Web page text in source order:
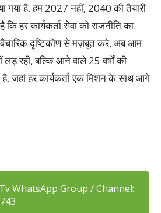
गया है. हम 2027 नहीं, 2040 की तैयारी
कि हर कार्यकर्ता सेवा को राजनीति का
दृष्टिकोण से मज़बूत करे. अब आम
लड़ रही, बल्कि आने वाले 25 वर्षों की
है, जहां हर कार्यकर्ता एक मिशन के साथ आगे
WhatsApp Group / Channel: